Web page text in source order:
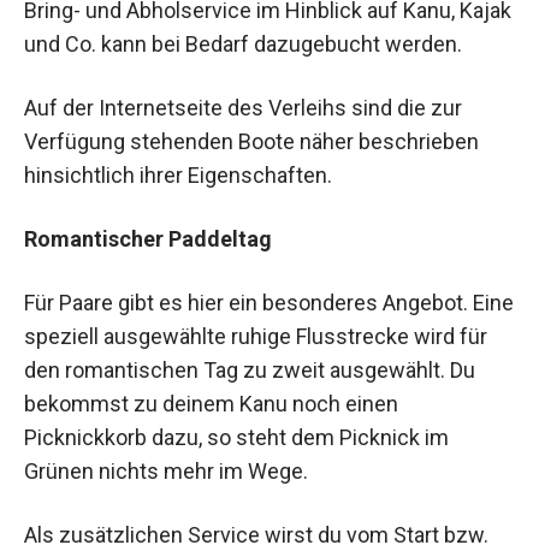
Bring- und Abholservice im Hinblick auf Kanu, Kajak
und Co. kann bei Bedarf dazugebucht werden.
Auf der Internetseite des Verleihs sind die zur
Verfügung stehenden Boote näher beschrieben
hinsichtlich ihrer Eigenschaften.
Romantischer Paddeltag
Für Paare gibt es hier ein besonderes Angebot. Eine
speziell ausgewählte ruhige Flusstrecke wird für
den romantischen Tag zu zweit ausgewählt. Du
bekommst zu deinem Kanu noch einen
Picknickkorb dazu, so steht dem Picknick im
Grünen nichts mehr im Wege.
Als zusätzlichen Service wirst du vom Start bzw.